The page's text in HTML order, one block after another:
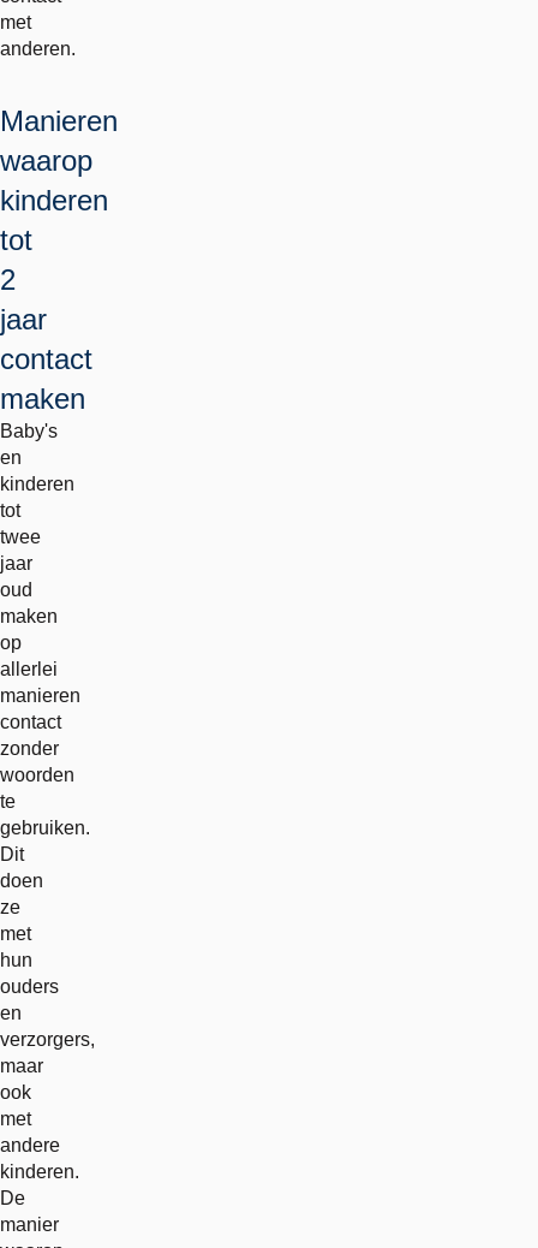
met
anderen.
Manieren
waarop
kinderen
tot
2
jaar
contact
maken
Baby's
en
kinderen
tot
twee
jaar
oud
maken
op
allerlei
manieren
contact
zonder
woorden
te
gebruiken.
Dit
doen
ze
met
hun
ouders
en
verzorgers,
maar
ook
met
andere
kinderen.
De
manier